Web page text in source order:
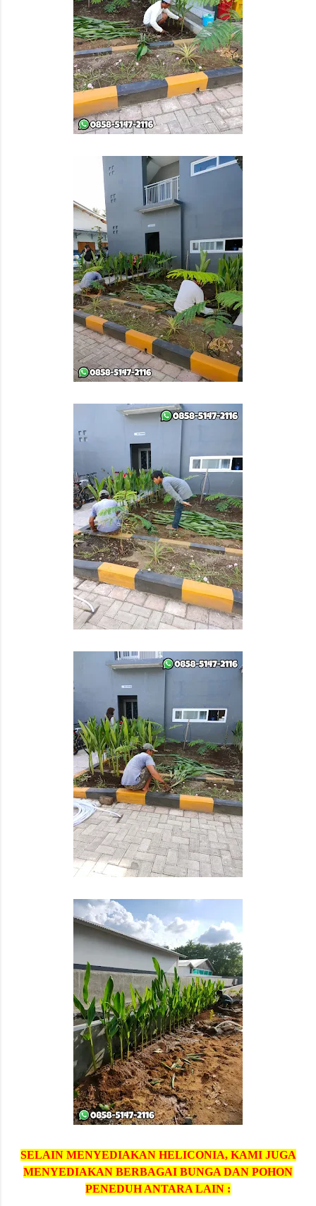
SELAIN MENYEDIAKAN HELICONIA, KAMI JUGA
MENYEDIAKAN BERBAGAI BUNGA DAN POHON
PENEDUH ANTARA LAIN :